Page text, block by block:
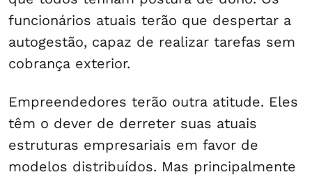
funcionários atuais terão que despertar a
autogestão, capaz de realizar tarefas sem
cobrança exterior.
Empreendedores terão outra atitude. Eles
têm o dever de derreter suas atuais
estruturas empresariais em favor de
modelos distribuídos. Mas principalmente